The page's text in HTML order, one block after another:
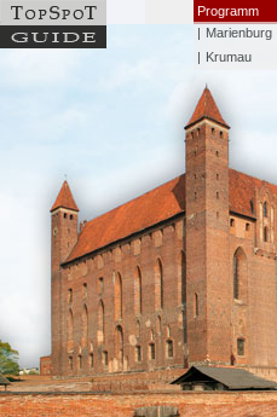
Programm
| Marienburg
| Krumau